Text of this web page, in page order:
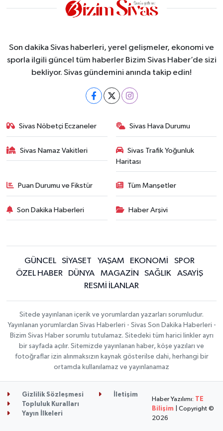
Son dakika Sivas haberleri, yerel gelişmeler, ekonomi ve
sporla ilgili güncel tüm haberler Bizim Sivas Haber’de sizi
bekliyor. Sivas gündemini anında takip edin!
Sivas Nöbetçi Eczaneler Sivas Hava Durumu
Sivas Namaz Vakitleri
Sivas Trafik Yoğunluk
Haritası
Puan Durumu ve Fikstür Tüm Manşetler
Son Dakika Haberleri Haber Arşivi
GÜNCEL SİYASET YAŞAM EKONOMİ
SPOR
ÖZEL HABER
DÜNYA MAGAZİN SAĞLIK
ASAYİŞ
RESMİ İLANLAR
Sitede yayınlanan içerik ve yorumlardan yazarları sorumludur.
Yayınlanan yorumlardan Sivas Haberleri - Sivas Son Dakika Haberleri -
Bizim Sivas Haber sorumlu tutulamaz. Sitedeki tüm harici linkler ayrı
bir sayfada açılır. Sitemizde yayınlanan haber, köşe yazıları ve
fotoğraflar izin alınmaksızın kaynak gösterilse dahi, herhangi bir
ortamda kullanılamaz ve yayınlanamaz
Gizlilik Sözleşmesi
İletişim
Topluluk Kuralları
Yayın İlkeleri
Haber Yazılımı: TE
Bilişim | Copyright ©
2026